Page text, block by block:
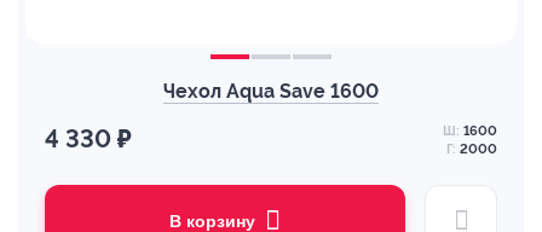
Чехол Aqua Save 1600
4 330 ₽ Ш: 1600
Г: 2000
В корзину